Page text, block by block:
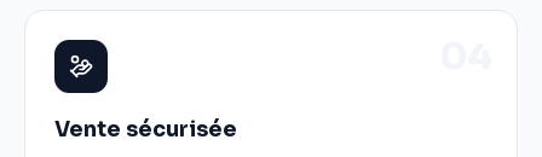
Vente sécurisée